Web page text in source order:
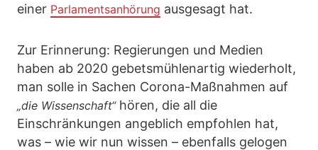
einer Parlamentsanhörung ausgesagt hat.
Zur Erinnerung: Regierungen und Medien
haben ab 2020 gebetsmühlenartig wiederholt,
man solle in Sachen Corona-Maßnahmen auf
„die Wissenschaft“hören, die all die
Einschränkungen angeblich empfohlen hat,
was – wie wir nun wissen – ebenfalls gelogen